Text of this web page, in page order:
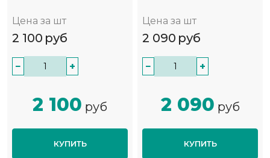
Цена за шт
2 100 руб
− +
2 100 руб
КУПИТЬ
Цена за шт
2 090 руб
− +
2 090 руб
КУПИТЬ